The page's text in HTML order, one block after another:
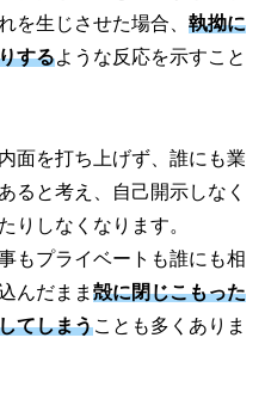
を生じさせた場合、 執拗に
するような反応を示すこと
面を打ち上げず、誰にも業
ると考え、自己開示しなく
りしなくなります。
もプライベートも誰にも相
んだまま 殻に閉じこもった
てしまうことも多くありま